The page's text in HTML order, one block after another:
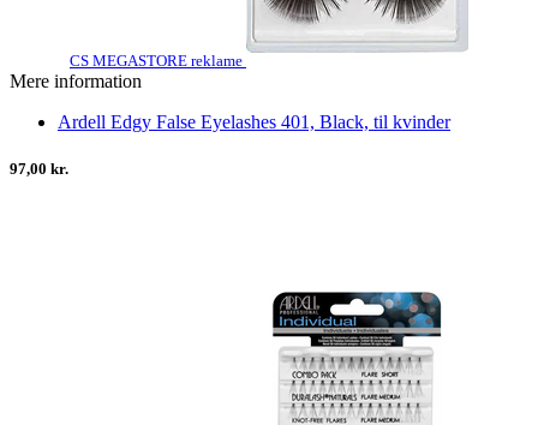
CS MEGASTORE reklame
Mere information
Ardell Edgy False Eyelashes 401, Black, til kvinder
97,00 kr.